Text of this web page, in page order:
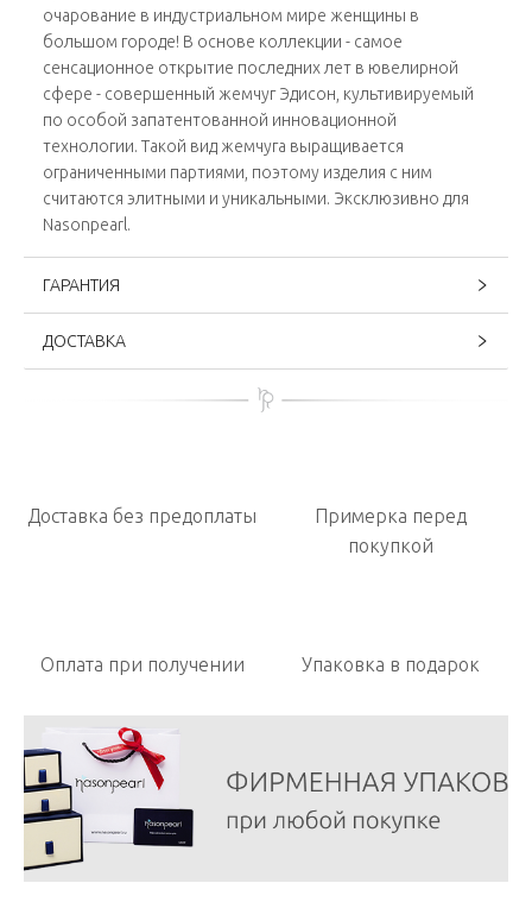
очарование в индустриальном мире женщины в
большом городе! В основе коллекции - самое
сенсационное открытие последних лет в ювелирной
сфере - совершенный жемчуг Эдисон, культивируемый
по особой запатентованной инновационной
технологии. Такой вид жемчуга выращивается
ограниченными партиями, поэтому изделия с ним
считаются элитными и уникальными. Эксклюзивно для
Nasonpearl.
ГАРАНТИЯ
ДОСТАВКА
Доставка без предоплаты
Примерка перед
покупкой
Оплата при получении Упаковка в подарок